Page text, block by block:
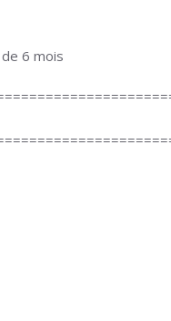
6 mois